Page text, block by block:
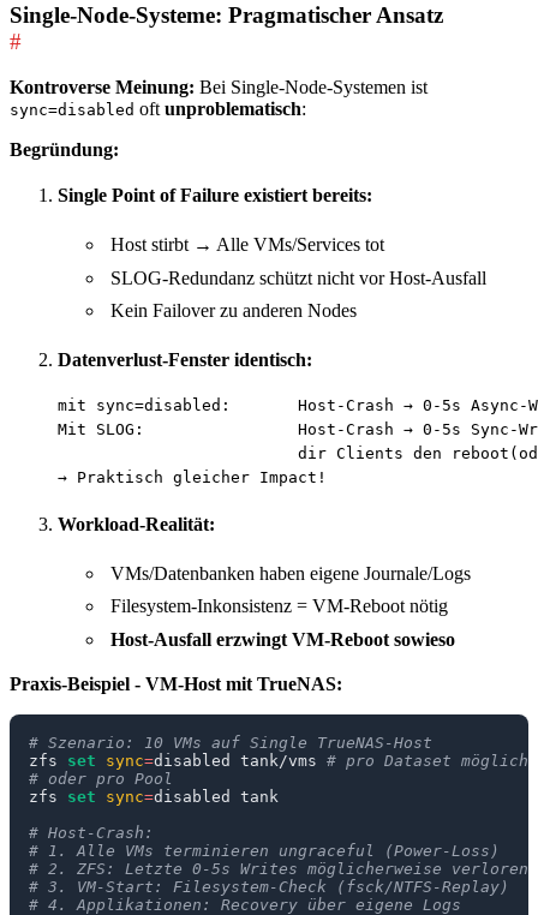
Single-Node-Systeme: Pragmatischer Ansatz
#
Kontroverse Meinung: Bei Single-Node-Systemen ist
sync=disabled oft unproblematisch:
Begründung:
Single Point of Failure existiert bereits:
Host stirbt → Alle VMs/Services tot
SLOG-Redundanz schützt nicht vor Host-Ausfall
Kein Failover zu anderen Nodes
Datenverlust-Fenster identisch:
mit sync=disabled:       Host-Crash → 0-5s Async-
Mit SLOG:                Host-Crash → 0-5s Sync-
dir Clients den
Workload-Realität:
VMs/Datenbanken haben eigene Journale/Logs
Filesystem-Inkonsistenz = VM-Reboot nötig
Host-Ausfall erzwingt VM-Reboot sowieso
Praxis-Beispiel - VM-Host mit TrueNAS:
# Szenario: 10 VMs auf Single TrueNAS-Host
zfs set sync=disabled tank/vms # pro Dataset möglich
# oder pro Pool
zfs set sync=
# Host-Crash:
# 1. Alle VMs terminieren ungraceful (Power-Loss)
# 2. ZFS: Letzte 0-5s Writes möglicherweise verloren
# 3. VM-Start: Filesystem-Check (fsck/NTFS-Replay)
# 4. Applikationen: Recovery über eigene Logs